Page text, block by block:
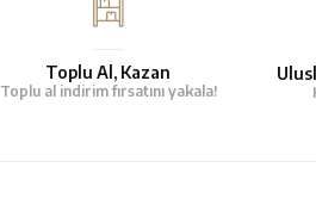
Toplu Al, Kazan
Toplu al indirim fırsatını yakala!